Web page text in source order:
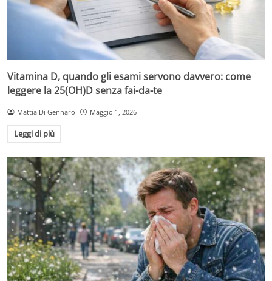
Vitamina D, quando gli esami servono davvero: come
leggere la 25(OH)D senza fai-da-te
Mattia Di Gennaro Maggio 1, 2026
Leggi di più